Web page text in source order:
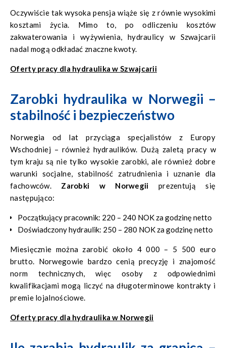
Oczywiście tak wysoka pensja wiąże się z równie wysokimi
kosztami życia. Mimo to, po odliczeniu kosztów
zakwaterowania i wyżywienia, hydraulicy w Szwajcarii
nadal mogą odkładać znaczne kwoty.
Oferty pracy dla hydraulika w Szwajcarii
Zarobki hydraulika w Norwegii –
stabilność i bezpieczeństwo
Norwegia od lat przyciąga specjalistów z Europy
Wschodniej – również hydraulików. Dużą zaletą pracy w
tym kraju są nie tylko wysokie zarobki, ale również dobre
warunki socjalne, stabilność zatrudnienia i uznanie dla
fachowców. Zarobki w Norwegii prezentują się
następująco:
Początkujący pracownik: 220 – 240 NOK za godzinę netto
Doświadczony hydraulik: 250 – 280 NOK za godzinę netto
Miesięcznie można zarobić około 4 000 – 5 500 euro
brutto. Norwegowie bardzo cenią precyzję i znajomość
norm technicznych, więc osoby z odpowiednimi
kwalifikacjami mogą liczyć na długoterminowe kontrakty i
premie lojalnościowe.
Oferty pracy dla hydraulika w Norwegii